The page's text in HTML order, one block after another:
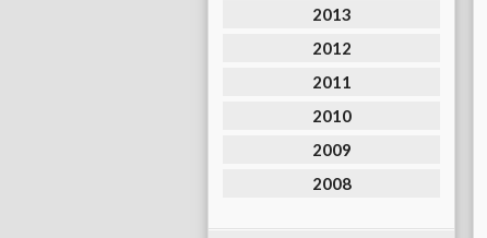
2013
2012
2011
2010
2009
2008